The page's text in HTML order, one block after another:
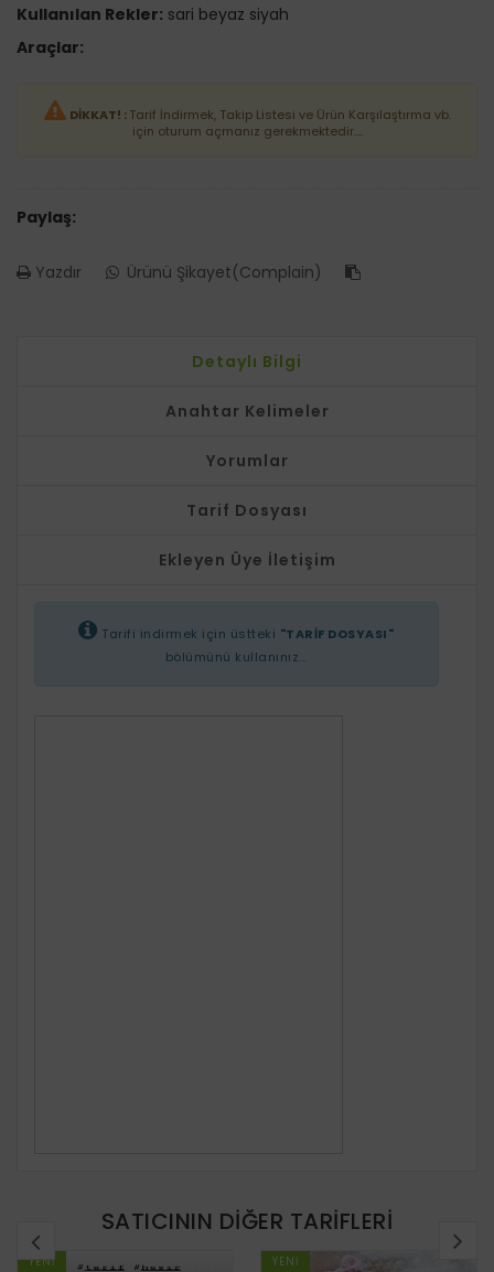
Kullanılan Rekler: sari beyaz siyah
Araçlar:
DİKKAT! :Tarif İndirmek, Takip Listesi ve Ürün Karşılaştırma vb.
için oturum açmanız gerekmektedir....
Paylaş:
Yazdır Ürünü Şikayet(Complain)
Detaylı Bilgi
Anahtar Kelimeler
Yorumlar
Tarif Dosyası
Ekleyen Üye İletişim
Tarifi indirmek için üstteki "TARİF DOSYASI"
bölümünü kullanınız...
SATICININ DIĞER TARIFLERI
YENI YENI